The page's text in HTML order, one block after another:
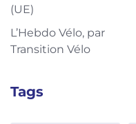
(UE)
L’Hebdo Vélo, par
Transition Vélo
Tags